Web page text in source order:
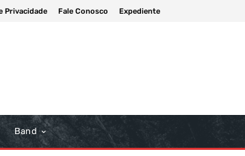
Privacidade Fale Conosco Expediente
Band